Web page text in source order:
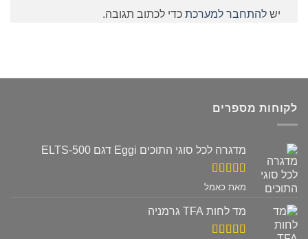
יש להתחבר למערכת כדי לכתוב תגובה.
לקוחות מספרים
מדגרה לכל סוגי התוכים Eggi דגם ELTS-500
דורג 5מתוך
מאת כאמל
מד לחות TFA גרמניה